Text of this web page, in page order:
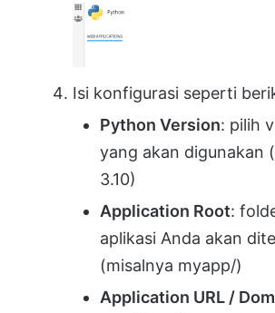
Isi konfigurasi seperti
Python Version: pilih
yang akan digunakan
3.10)
Application Root:
aplikasi Anda akan
(misalnya myapp/)
Application URL /